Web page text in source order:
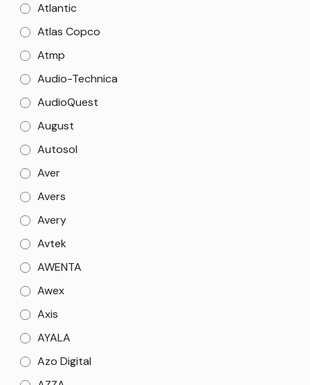
Atlantic
Atlas Copco
Atmp
Audio-Technica
AudioQuest
August
Autosol
Aver
Avers
Avery
Avtek
AWENTA
Awex
Axis
AYALA
Azo Digital